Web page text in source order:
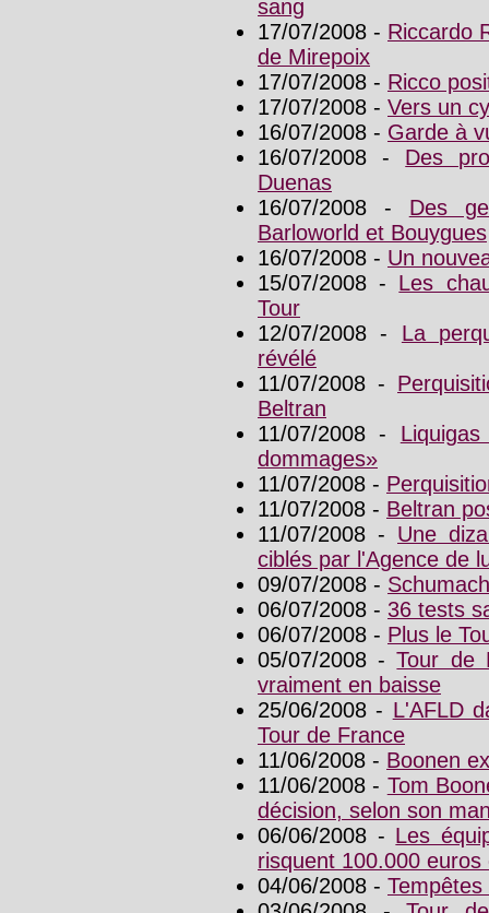
sang
17/07/2008 - Riccardo
de Mirepoix
17/07/2008 - Ricco
17/07/2008 - Vers un
16/07/2008 - Garde à
16/07/2008 - Des
Duenas
16/07/2008 - Des
Barloworld et Bouygues
16/07/2008 - Un
15/07/2008 - Les
Tour
12/07/2008 - La
révélé
11/07/2008 -
Beltran
11/07/2008 -
dommages»
11/07/2008 -
11/07/2008 - Beltran
11/07/2008 - Une
ciblés par l'Agence de
09/07/2008 -
06/07/2008 - 36 tests
06/07/2008 - Plus le
05/07/2008 -Tour de
vraiment en baisse
25/06/2008 - L'AFLD
Tour de France
11/06/2008 - Boonen
11/06/2008 - Tom
décision, selon son
06/06/2008 - Les
risquent 100.000 euros
04/06/2008 -